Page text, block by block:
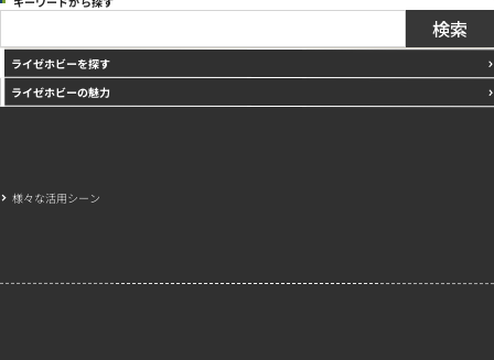
ライゼホビーを探す
ライゼホビーの魅力
様々な活用シーン